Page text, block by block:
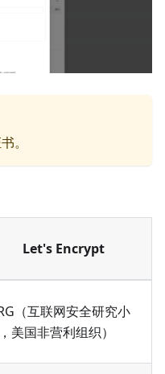
。
Let's Encrypt
（互联网安全研究小
美国非营利组织）